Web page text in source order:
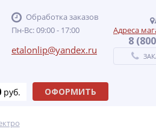
Обработка заказов
Пн-Вс: 09:00 - 17:00
etalonlip@yandex.ru
Адреса
8
руб. ОФОРМИТЬ